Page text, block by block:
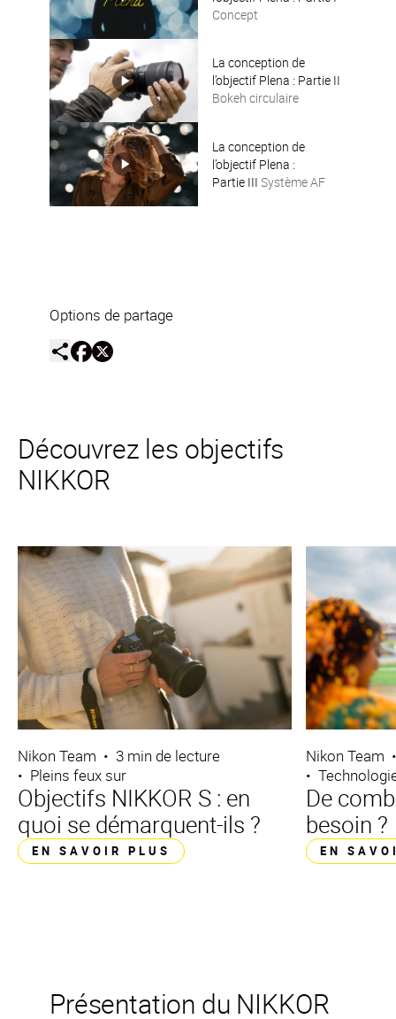
Concept
La conception de
l’objectif Plena : Partie II
Bokeh circulaire
La conception de
l’objectif Plena :
Partie III Système AF
Options de partage
Découvrez les objectifs
NIKKOR
Nikon Team • 3 min de lecture
• Pleins feux sur
Objectifs NIKKOR S : en
quoi se démarquent-ils ?
EN SAVOIR PLUS
Nikon Team
•
De
besoin ?
EN
Présentation du NIKKOR